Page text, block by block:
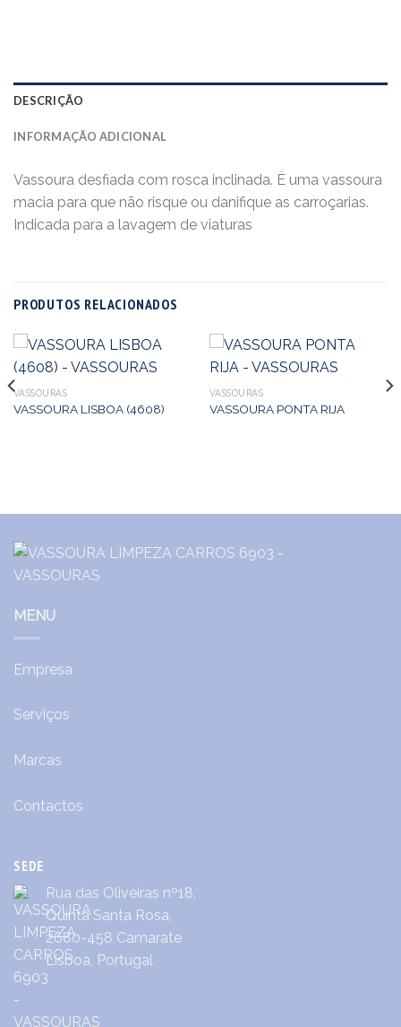
DESCRIÇÃO
INFORMAÇÃO ADICIONAL
Vassoura desfiada com rosca inclinada. È uma vassoura
macia para que não risque ou danifique as carroçarias.
Indicada para a lavagem de viaturas
PRODUTOS RELACIONADOS
VASSOURAS
VASSOURA LISBOA (4608)
VASSOURAS
VASSOURA PONTA RIJA
MENU
Empresa
Serviços
Marcas
Contactos
SEDE
Rua das Oliveiras nº18,
Quinta Santa Rosa,
2680-458 Camarate
Lisboa, Portugal